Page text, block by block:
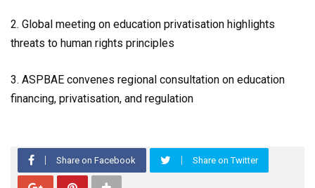
2. Global meeting on education privatisation highlights
threats to human rights principles
3. ASPBAE convenes regional consultation on education
financing, privatisation, and regulation
Share on Facebook Share on Twitter